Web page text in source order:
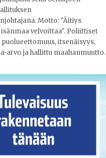
Motto: "Äitiys
velvoittaa". Poliittiset
itsenäisyys,
arvo ja hallittu maahanmuutto.